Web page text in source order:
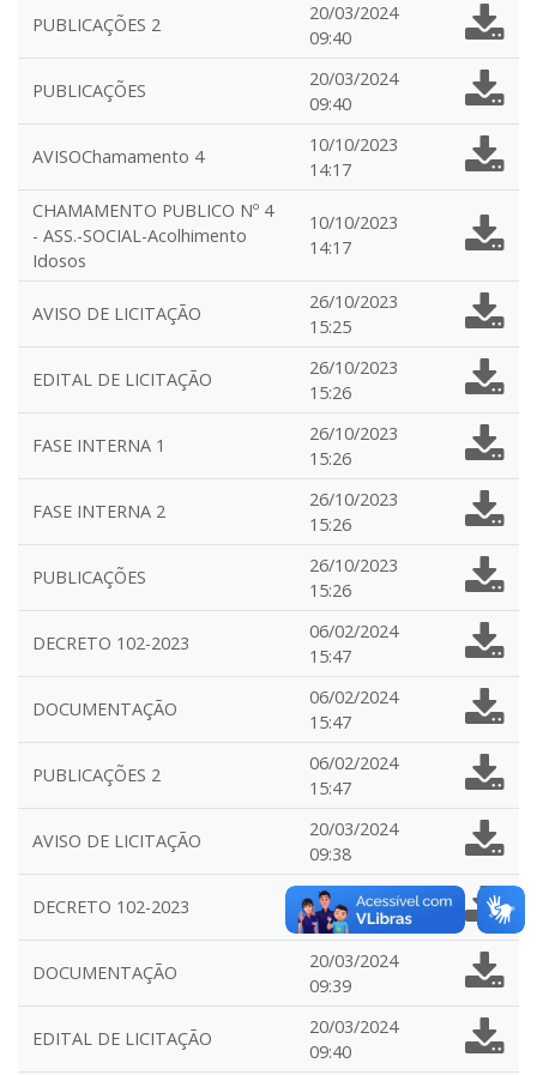
PUBLICAÇÕES 2
20/03/2024
09:40
PUBLICAÇÕES
20/03/2024
09:40
AVISOChamamento 4
10/10/2023
14:17
CHAMAMENTO PUBLICO Nº 4
- ASS.-SOCIAL-Acolhimento
Idosos
10/10/2023
14:17
AVISO DE LICITAÇÃO
26/10/2023
15:25
EDITAL DE LICITAÇÃO
26/10/2023
15:26
FASE INTERNA 1
26/10/2023
15:26
FASE INTERNA 2
26/10/2023
15:26
PUBLICAÇÕES
26/10/2023
15:26
DECRETO 102-2023
06/02/2024
15:47
DOCUMENTAÇÃO
06/02/2024
15:47
PUBLICAÇÕES 2
06/02/2024
15:47
AVISO DE LICITAÇÃO
20/03/2024
09:38
DECRETO 102-2023
20/03/2024
09:39
DOCUMENTAÇÃO
20/03/2024
09:39
EDITAL DE LICITAÇÃO
20/03/2024
09:40